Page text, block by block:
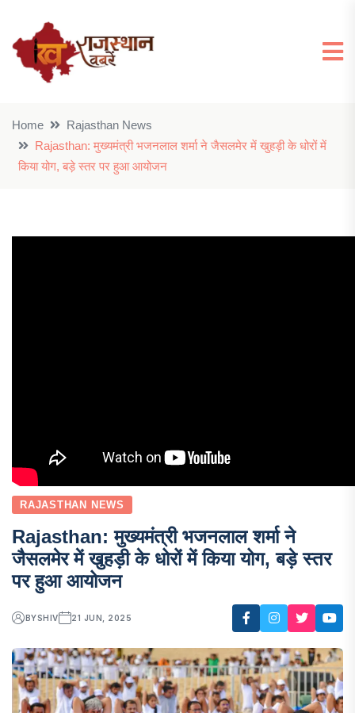
Home
Rajasthan News
Rajasthan: मुख्यमंत्री भजनलाल शर्मा ने जैसलमेर में खुहड़ी के धोरों में
किया योग, बड़े स्तर पर हुआ आयोजन
RAJASTHAN NEWS
Rajasthan: मुख्यमंत्री भजनलाल शर्मा ने
जैसलमेर में खुहड़ी के धोरों में किया योग, बड़े स्तर
पर हुआ आयोजन
BYSHIV 21 JUN, 2025